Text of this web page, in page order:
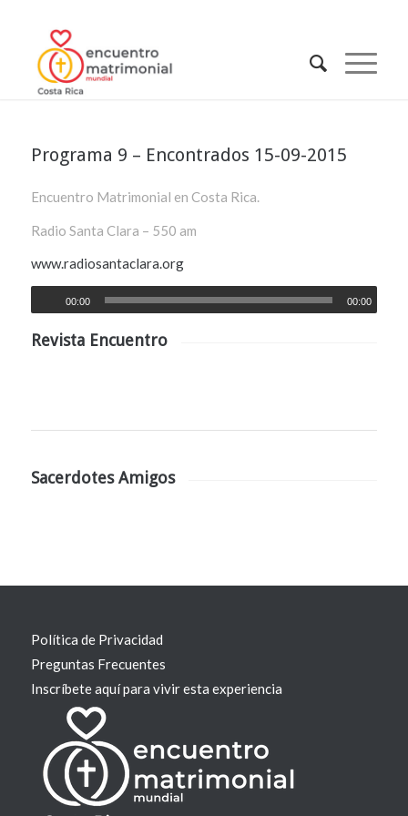
Programa 9 – Encontrados 15-09-2015
Encuentro Matrimonial en Costa Rica.
Radio Santa Clara – 550 am
www.radiosantaclara.org
00:00 00:00
Revista Encuentro
Sacerdotes Amigos
Política de Privacidad
Preguntas Frecuentes
Inscríbete aquí para vivir esta experiencia